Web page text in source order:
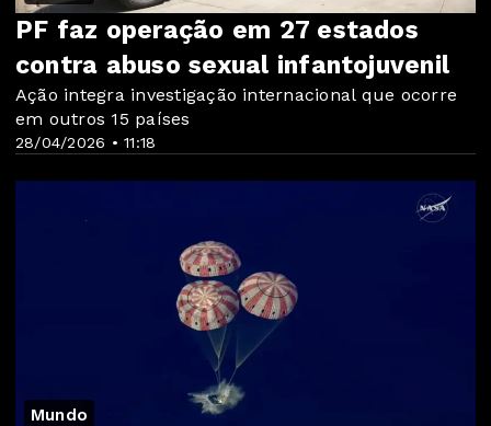
28/04/2026 • 11:18
PF faz operação em 27 estados
contra abuso sexual infantojuvenil
Ação integra investigação internacional que ocorre
em outros 15 países
Mundo